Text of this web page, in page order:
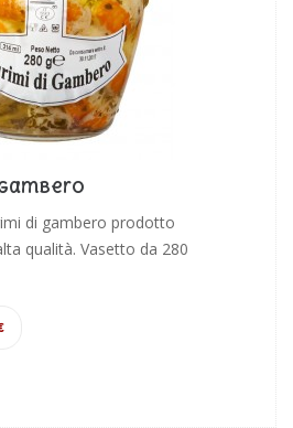
di gambero prodotto
qualità. Vasetto da 280